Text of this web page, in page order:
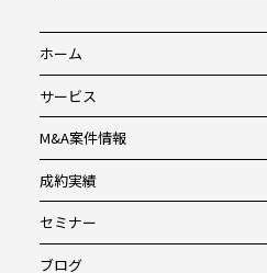
ホーム
サービス
M&A案件情報
成約実績
セミナー
ブログ